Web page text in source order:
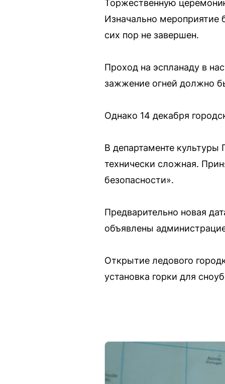
Торжественную
Изначально мероприятие
сих пор не завершен.
Проход на эспланаду в
зажжение огней должно
Однако 14 декабря
В департаменте культуры
технически сложная.
безопасности».
Предварительно новая
объявлены
Открытие ледового
установка горки для